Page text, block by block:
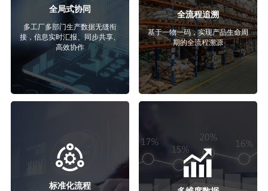
全局式协同
多工厂多部门生产数据无缝衔
接，信息实时汇报、同步共享、
高效协作
全流程追溯
基于一物一码，实现产品生命周
期的全流程溯源
标准化流程